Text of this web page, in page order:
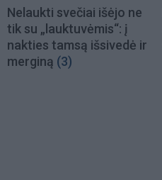
Nelaukti svečiai išėjo ne
tik su „lauktuvėmis“: į
nakties tamsą išsivedė ir
merginą (3)